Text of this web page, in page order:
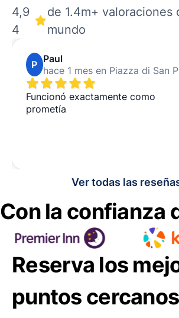
4,9
4
de 1.4m+ valoraciones
mundo
P Paul
Funcionó exactamente como
prometía
Ver todas las
Con la confianza
Reserva los
puntos cercanos